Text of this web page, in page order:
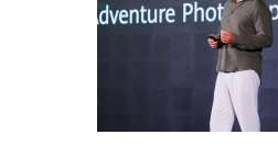
Microsoft